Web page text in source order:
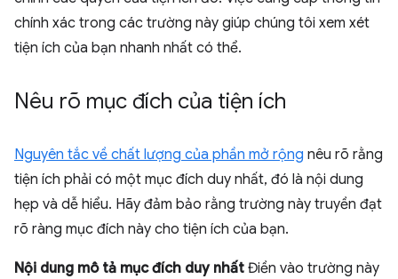
chính xác trong các trường này giúp chúng tôi xem xét
tiện ích của bạn nhanh nhất có thể.
Nêu rõ mục đích của tiện ích
Nguyên tắc về chất lượng của phần mở rộng nêu rõ rằng
tiện ích phải có một mục đích duy nhất, đó là nội dung
hẹp và dễ hiểu. Hãy đảm bảo rằng trường này truyền đạt
rõ ràng mục đích này cho tiện ích của bạn.
Nội dung mô tả mục đích duy nhất Điền vào trường này